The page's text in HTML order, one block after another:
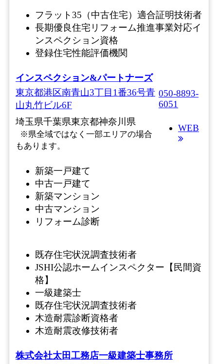
フラット35（中古住宅）適合証明技術者
長期優良住宅リフォーム推進事業対応イ
ンスペクション資格
登録住宅性能評価機関
インスペクション&パートナーズ
東京都港区南青山3丁目1番36号青
山丸竹ビル6F
050-8893-
6051
埼玉県千葉県東京都神奈川県
※県全域ではなく一部エリアの場合
もあります。
WEB
新築一戸建て
中古一戸建て
新築マンション
中古マンション
リフォーム診断
既存住宅状況調査技術者
JSHI公認ホームインスペクター【民間資
格】
一級建築士
既存住宅状況調査技術者
木造耐震診断資格者
木造耐震改修技術者
株式会社太田工務店一級建築士事務所